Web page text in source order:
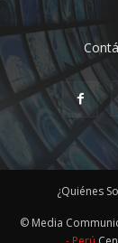
¿Quiénes
© Media